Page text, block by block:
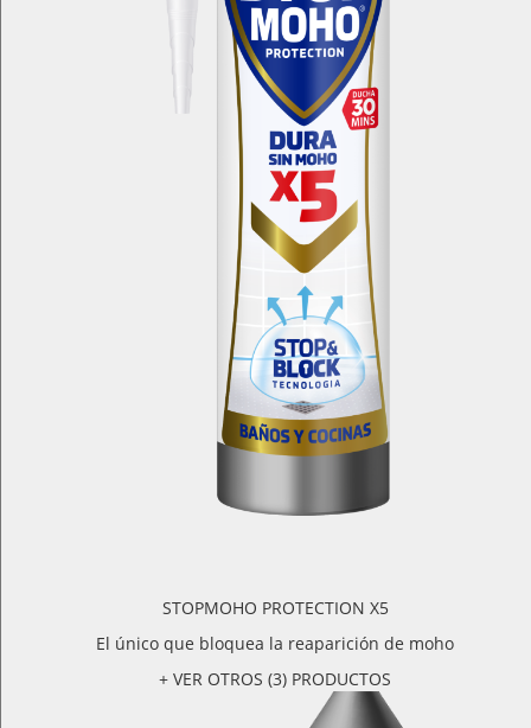
STOPMOHO PROTECTION X5
El único que bloquea la reaparición de moho
+ VER OTROS (3) PRODUCTOS